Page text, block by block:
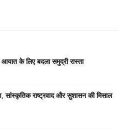
के लिए बदला समुद्री रास्ता
सांस्कृतिक राष्ट्रवाद और सुशासन की मिसाल